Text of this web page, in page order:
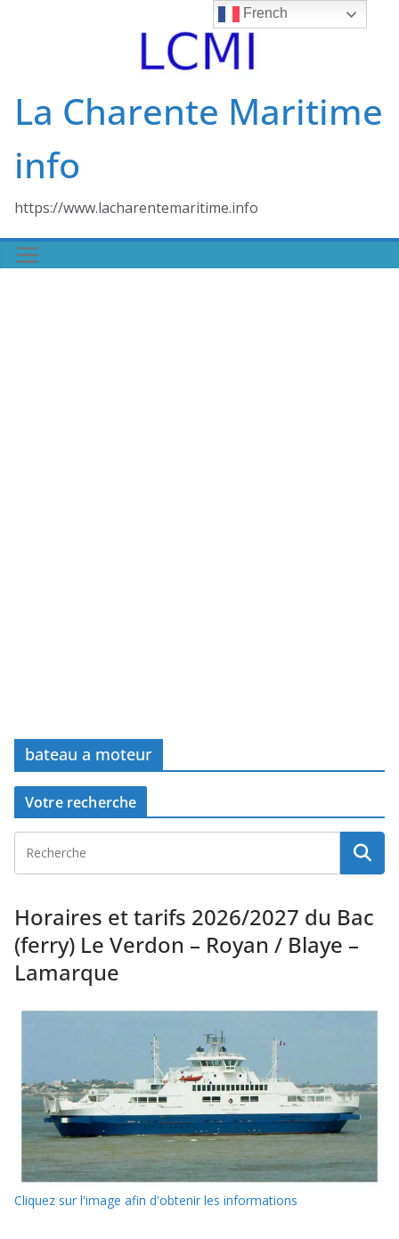
La Charente Maritime
info
https://www.lacharentemaritime.info
bateau a moteur
Votre recherche
Horaires et tarifs 2026/2027 du Bac
(ferry) Le Verdon – Royan / Blaye –
Lamarque
Cliquez sur l'image afin d'obtenir les informations
French